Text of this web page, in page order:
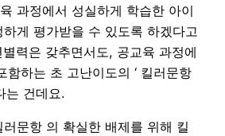
과정에서 성실하게 학습한 아이
게 평가받을 수 있도록 하겠다고
력은 갖추면서도, 공교육 과정에
함하는 초 고난이도의 ‘ 킬러문항
는 건데요.
문항 의 확실한 배제를 위해 킬